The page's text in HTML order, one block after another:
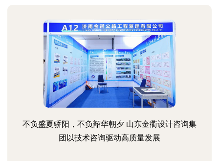
不负盛夏骄阳，不负韶华朝夕 山东金衢设计咨询集
团以技术咨询驱动高质量发展